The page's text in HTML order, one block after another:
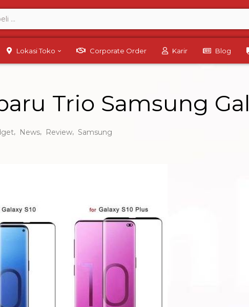
Lokasi Toko Corporate Order Karir Blog
Trio Samsung
, News, Review, Samsung